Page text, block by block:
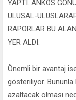
YAPTI. ANKOS
ULUSAL-
RAPORLAR BU
YER ALDI.
Önemli bir avantaj
gösteriliyor. Bununla
azaltacak olması